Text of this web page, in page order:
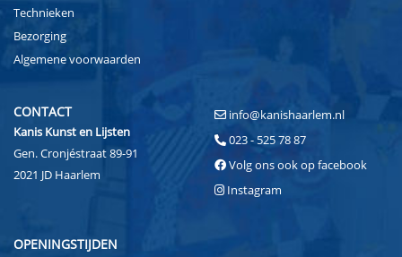
Technieken
Bezorging
Algemene voorwaarden
CONTACT
Kanis Kunst en Lijsten
Gen. Cronjéstraat 89-91
2021 JD Haarlem
info@kanishaarlem.nl
023 - 525 78 87
Volg ons ook op facebook
Instagram
OPENINGSTIJDEN